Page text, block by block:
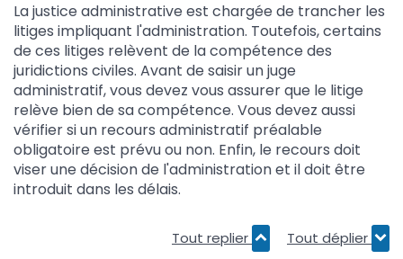
La justice administrative est chargée de trancher les
litiges impliquant l'administration. Toutefois, certains
de ces litiges relèvent de la compétence des
juridictions civiles. Avant de saisir un juge
administratif, vous devez vous assurer que le litige
relève bien de sa compétence. Vous devez aussi
vérifier si un recours administratif préalable
obligatoire est prévu ou non. Enfin, le recours doit
viser une décision de l'administration et il doit être
introduit dans les délais.
Tout replier Tout déplier